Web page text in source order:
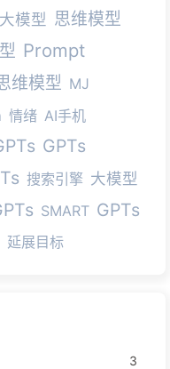
大模型 思维模型
Prompt
维模型 MJ
情绪 AI手机
GPTs
搜索引擎 大模型
SMART GPTs
延展目标
3